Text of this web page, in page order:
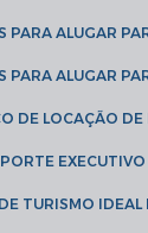
PARA ALUGAR
PARA ALUGAR
DE LOCAÇÃO
TURISMO IDEAL